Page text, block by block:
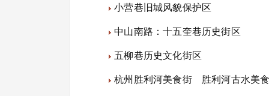
小营巷旧城风貌保护区
中山南路：十五奎巷历史街区
五柳巷历史文化街区
杭州胜利河美食街 胜利河古水美